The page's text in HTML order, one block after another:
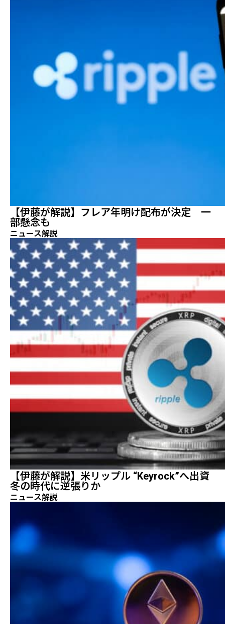
【伊藤が解説】フレア年明け配布が決定 一
部懸念も
ニュース解説
【伊藤が解説】米リップル “Keyrock”へ出資
冬の時代に逆張りか
ニュース解説